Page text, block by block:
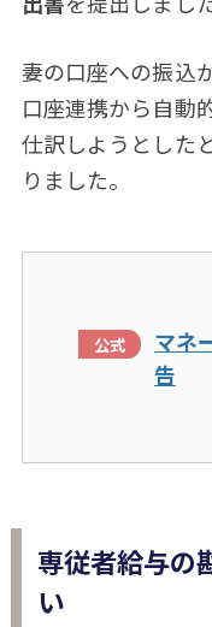
妻の口座への振込
口座連携から自動
仕訳しようとした
りました。
マネ
告
専従者給与の
い